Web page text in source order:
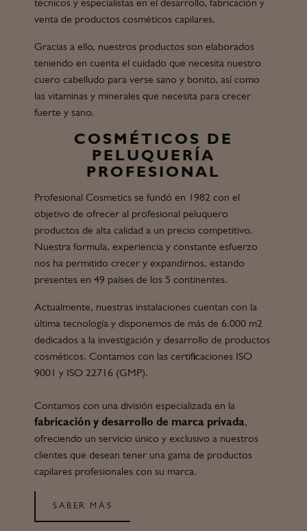
técnicos y especialistas en el desarrollo, fabricación y
venta de productos cosméticos capilares.
Gracias a ello, nuestros productos son elaborados
teniendo en cuenta el cuidado que necesita nuestro
cuero cabelludo para verse sano y bonito, así como
las vitaminas y minerales que necesita para crecer
fuerte y sano.
COSMÉTICOS DE
PELUQUERÍA
PROFESIONAL
Profesional Cosmetics se fundó en 1982 con el
objetivo de ofrecer al profesional peluquero
productos de alta calidad a un precio competitivo.
Nuestra formula, experiencia y constante esfuerzo
nos ha permitido crecer y expandirnos, estando
presentes en 49 países de los 5 continentes.
Actualmente, nuestras instalaciones cuentan con la
última tecnología y disponemos de más de 6.000 m2
dedicados a la investigación y desarrollo de productos
cosméticos. Contamos con las certificaciones ISO
9001 y ISO 22716 (GMP).
Contamos con una división especializada en la
fabricación y desarrollo de marca privada,
ofreciendo un servicio único y exclusivo a nuestros
clientes que desean tener una gama de productos
capilares profesionales con su marca.
SABER MÁS